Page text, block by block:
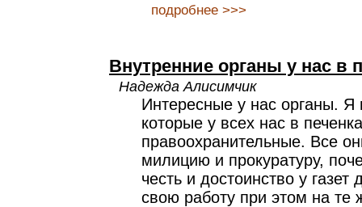
подробнее >>>
Внутренние органы у нас в
Надежда Алисимчик
Интересные у нас органы.
которые у всех нас в
правоохранительные. Все
милицию и прокуратуру,
честь и достоинство у газет
свою работу при этом на те